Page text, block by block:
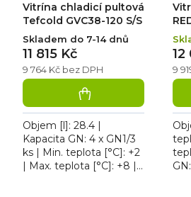
Vitrína chladicí pultová
Tefcold GVC38-120 S/S
Skladem do 7-14 dnů
9 764 Kč bez DPH
11 815 Kč
Objem [l]: 28.4 |
Kapacita GN: 4 x GN1/3
ks | Min. teplota [°C]: +2
| Max. teplota [°C]: +8 |
9
12